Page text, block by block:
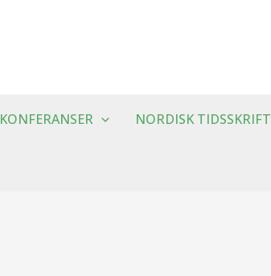
KONFERANSER NORDISK TIDSSKRIFT